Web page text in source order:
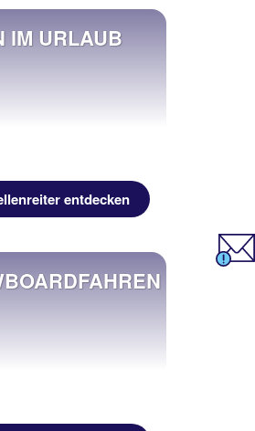
IM URLAUB
entdecken